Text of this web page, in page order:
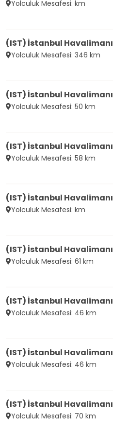
Yolculuk Mesafesi: km
(IST) İstanbul Havalimanı
Yolculuk Mesafesi: 346 km
(IST) İstanbul Havalimanı
Yolculuk Mesafesi: 50 km
(IST) İstanbul Havalimanı
Yolculuk Mesafesi: 58 km
(IST) İstanbul Havalimanı
Yolculuk Mesafesi: km
(IST) İstanbul Havalimanı
Yolculuk Mesafesi: 61 km
(IST) İstanbul Havalimanı
Yolculuk Mesafesi: 46 km
(IST) İstanbul Havalimanı
Yolculuk Mesafesi: 46 km
(IST) İstanbul Havalimanı
Yolculuk Mesafesi: 70 km